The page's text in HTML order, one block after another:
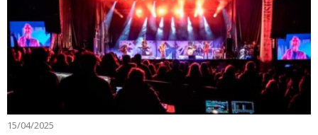
15/04/2025